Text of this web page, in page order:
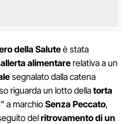
della Saluteè stata
allerta alimentare relativa a un
segnalato dalla catena
riguarda un lotto dellatorta
” a marchioSenza Peccato,
delritrovamento di un